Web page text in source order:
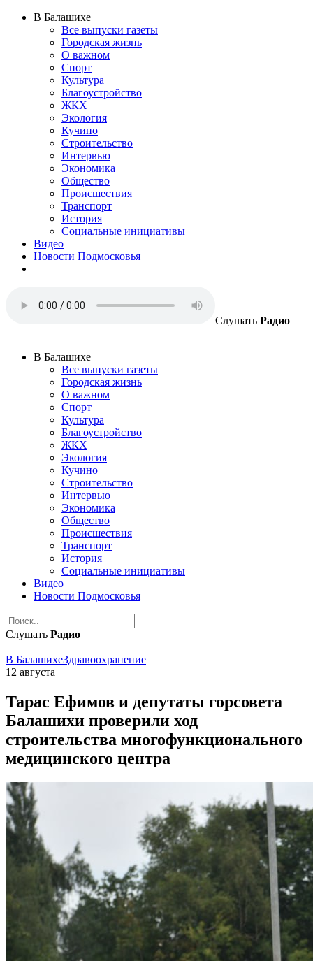
В Балашихе
Все выпуски газеты
Городская жизнь
О важном
Спорт
Культура
Благоустройство
ЖКХ
Экология
Кучино
Строительство
Интервью
Экономика
Общество
Происшествия
Транспорт
История
Социальные инициативы
Видео
Новости Подмосковья
Слушать Радио
В Балашихе
Все выпуски газеты
Городская жизнь
О важном
Спорт
Культура
Благоустройство
ЖКХ
Экология
Кучино
Строительство
Интервью
Экономика
Общество
Происшествия
Транспорт
История
Социальные инициативы
Видео
Новости Подмосковья
Слушать Радио
В БалашихеЗдравоохранение
12 августа
Тарас Ефимов и депутаты горсовета
Балашихи проверили ход
строительства многофункционального
медицинского центра